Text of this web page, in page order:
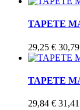
TAPETE
29,25 €
TAPETE
29,84 €